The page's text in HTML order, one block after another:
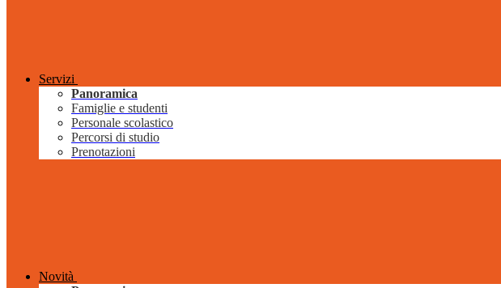
Servizi
Panoramica
Famiglie e studenti
Personale scolastico
Percorsi di studio
Prenotazioni
Novità